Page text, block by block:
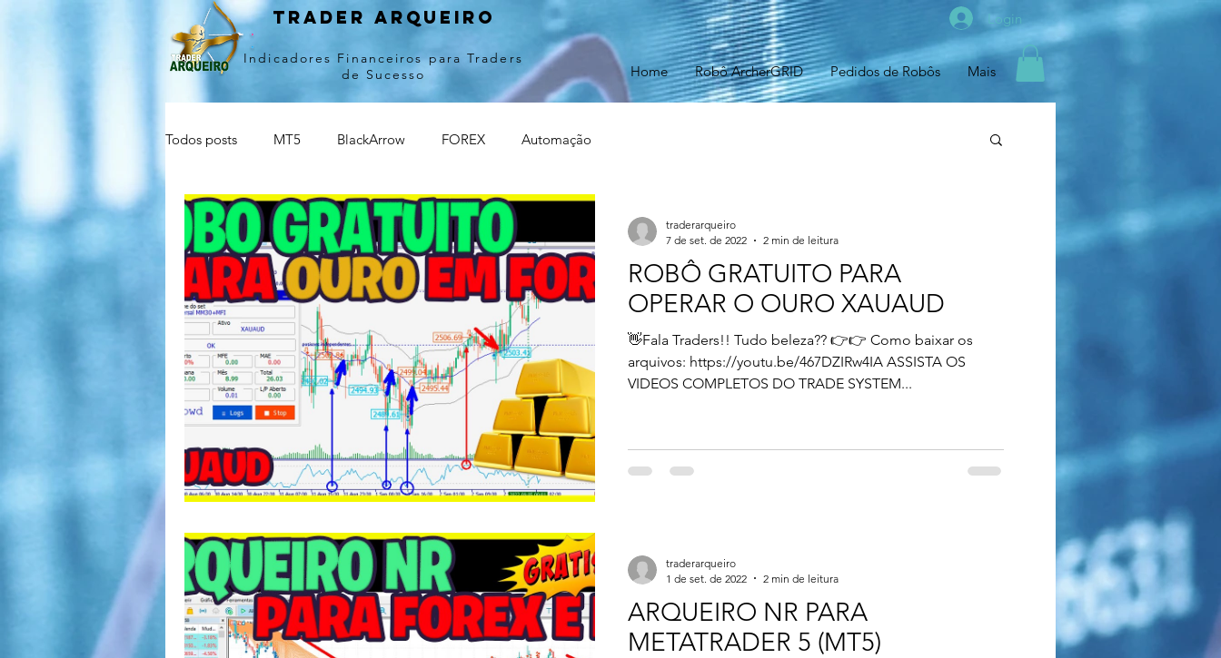
Trader arqueiro
Indicadores Financeiros para Traders
de Sucesso
Login
Home Robô ArcherGRID Pedidos de Robôs Mais
Todos posts MT5 BlackArrow FOREX Automação
ROBÔ GRATUITO PARA
OPERAR O OURO XAUAUD
👋Fala Traders!! Tudo beleza?? 👉👉 Como baixar os
arquivos: https://youtu.be/467DZIRw4IA ASSISTA OS
VIDEOS COMPLETOS DO TRADE SYSTEM...
traderarqueiro
7 de set. de 2022
2 min de leitura
ARQUEIRO NR PARA
METATRADER 5 (MT5)
traderarqueiro
1 de set. de 2022
2 min de leitura